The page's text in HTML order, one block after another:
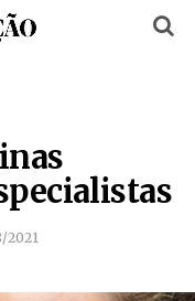
2021